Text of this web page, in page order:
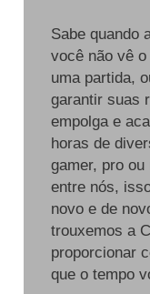
Sabe quando
você não vê
uma partida,
garantir suas
empolga e
horas de
gamer, pro
entre nós,
novo e de
trouxemos a
proporcionar
que o tempo